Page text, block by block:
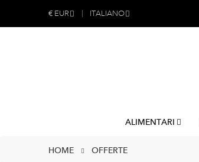
€ EUR ITALIANO
ALIMENTARI
HOME OFFERTE